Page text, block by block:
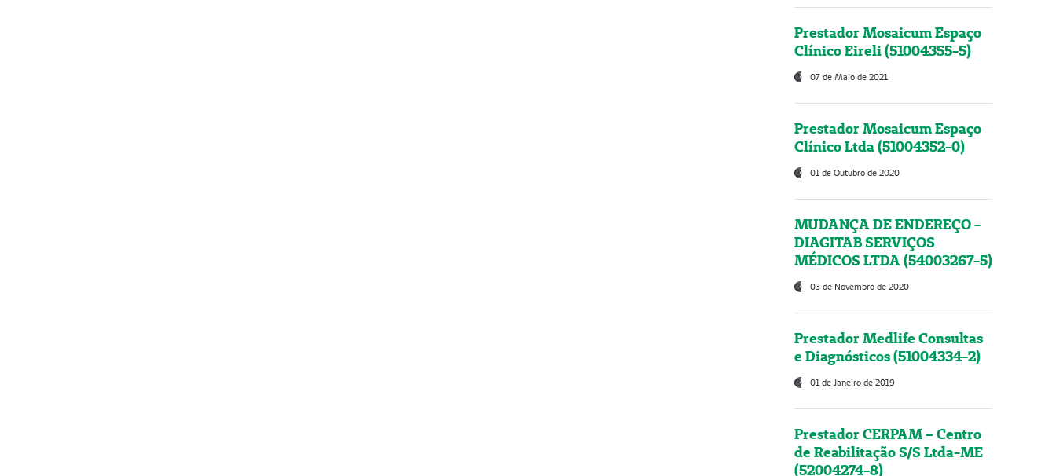
Prestador Mosaicum Espaço
Clínico Eireli (51004355-5)
07 de Maio de 2021
Prestador Mosaicum Espaço
Clínico Ltda (51004352-0)
01 de Outubro de 2020
MUDANÇA DE ENDEREÇO -
DIAGITAB SERVIÇOS
MÉDICOS LTDA (54003267-5)
03 de Novembro de 2020
Prestador Medlife Consultas
e Diagnósticos (51004334-2)
01 de Janeiro de 2019
Prestador CERPAM – Centro
de Reabilitação S/S Ltda-ME
(52004274-8)